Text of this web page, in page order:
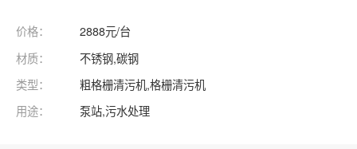
价格：
2888元/台
材质：
不锈钢,碳钢
类型：
粗格栅清污机,格栅清污机
用途：
泵站,污水处理